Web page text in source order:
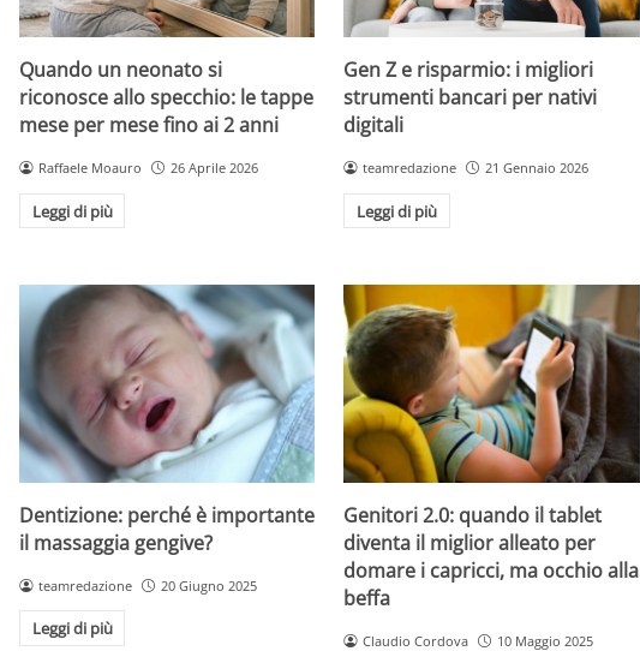
Quando un neonato si
riconosce allo specchio: le tappe
mese per mese fino ai 2 anni
Raffaele Moauro 26 Aprile 2026
Leggi di più
Gen Z e risparmio: i migliori
strumenti bancari per nativi
digitali
teamredazione 21 Gennaio 2026
Leggi di più
Dentizione: perché è importante
il massaggia gengive?
teamredazione 20 Giugno 2025
Leggi di più
Genitori 2.0: quando il tablet
diventa il miglior alleato per
domare i capricci, ma occhio alla
beffa
Claudio Cordova 10 Maggio 2025